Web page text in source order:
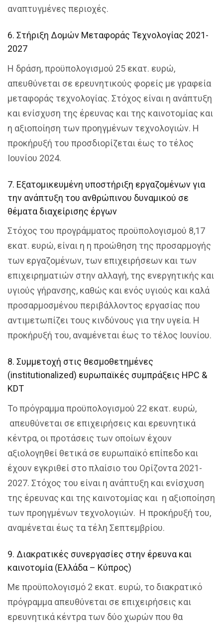
αναπτυγμένες περιοχές.
6. Στήριξη Δομών Μεταφοράς Τεχνολογίας 2021-
2027
Η δράση, προϋπολογισμού 25 εκατ. ευρώ,
απευθύνεται σε ερευνητικούς φορείς με γραφεία
μεταφοράς τεχνολογίας. Στόχος είναι η ανάπτυξη
και ενίσχυση της έρευνας και της καινοτομίας και
η αξιοποίηση των προηγμένων τεχνολογιών. Η
προκήρυξή του προσδιορίζεται έως το τέλος
Ιουνίου 2024.
7. Εξατομικευμένη υποστήριξη εργαζομένων για
την ανάπτυξη του ανθρώπινου δυναμικού σε
θέματα διαχείρισης έργων
Στόχος του προγράμματος προϋπολογισμού 8,17
εκατ. ευρώ, είναι η η προώθηση της προσαρμογής
των εργαζομένων, των επιχειρήσεων και των
επιχειρηματιών στην αλλαγή, της ενεργητικής και
υγιούς γήρανσης, καθώς και ενός υγιούς και καλά
προσαρμοσμένου περιβάλλοντος εργασίας που
αντιμετωπίζει τους κινδύνους για την υγεία. Η
προκήρυξή του, αναμένεται έως το τέλος Ιουνίου.
8. Συμμετοχή στις θεσμοθετημένες
(institutionalized) ευρωπαϊκές συμπράξεις HPC &
KDT
Το πρόγραμμα προϋπολογισμού 22 εκατ. ευρώ,
απευθύνεται σε επιχειρήσεις και ερευνητικά
κέντρα, οι προτάσεις των οποίων έχουν
αξιολογηθεί θετικά σε ευρωπαϊκό επίπεδο και
έχουν εγκριθεί στο πλαίσιο του Ορίζοντα 2021-
2027. Στόχος του είναι η ανάπτυξη και ενίσχυση
της έρευνας και της καινοτομίας και η αξιοποίηση
των προηγμένων τεχνολογιών. Η προκήρυξή του,
αναμένεται έως τα τέλη Σεπτεμβρίου.
9. Διακρατικές συνεργασίες στην έρευνα και
καινοτομία (Ελλάδα – Κύπρος)
Με προϋπολογισμό 2 εκατ. ευρώ, το διακρατικό
πρόγραμμα απευθύνεται σε επιχειρήσεις και
ερευνητικά κέντρα των δύο χωρών που θα